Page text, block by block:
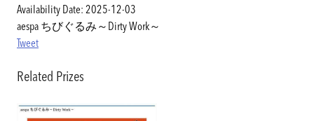
Availability Date: 2025-12-03
aespa ちびぐるみ～Dirty Work～
Tweet
Related Prizes